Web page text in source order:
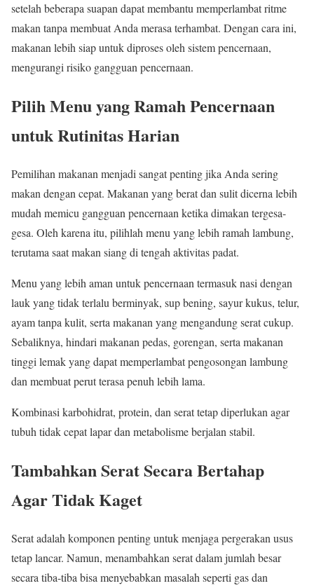
setelah beberapa suapan dapat membantu memperlambat ritme
makan tanpa membuat Anda merasa terhambat. Dengan cara ini,
makanan lebih siap untuk diproses oleh sistem pencernaan,
mengurangi risiko gangguan pencernaan.
Pilih Menu yang Ramah Pencernaan
untuk Rutinitas Harian
Pemilihan makanan menjadi sangat penting jika Anda sering
makan dengan cepat. Makanan yang berat dan sulit dicerna lebih
mudah memicu gangguan pencernaan ketika dimakan tergesa-
gesa. Oleh karena itu, pilihlah menu yang lebih ramah lambung,
terutama saat makan siang di tengah aktivitas padat.
Menu yang lebih aman untuk pencernaan termasuk nasi dengan
lauk yang tidak terlalu berminyak, sup bening, sayur kukus, telur,
ayam tanpa kulit, serta makanan yang mengandung serat cukup.
Sebaliknya, hindari makanan pedas, gorengan, serta makanan
tinggi lemak yang dapat memperlambat pengosongan lambung
dan membuat perut terasa penuh lebih lama.
Kombinasi karbohidrat, protein, dan serat tetap diperlukan agar
tubuh tidak cepat lapar dan metabolisme berjalan stabil.
Tambahkan Serat Secara Bertahap
Agar Tidak Kaget
Serat adalah komponen penting untuk menjaga pergerakan usus
tetap lancar. Namun, menambahkan serat dalam jumlah besar
secara tiba-tiba bisa menyebabkan masalah seperti gas dan